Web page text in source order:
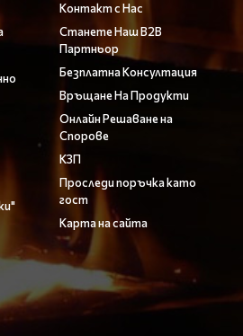
Контакт с Нас
Станете Наш B2B
Партньор
Безплатна Консултация
Връщане На Продукти
Онлайн Решаване на
Спорове
КЗП
Проследи поръчка като
гост
Карта на сайта